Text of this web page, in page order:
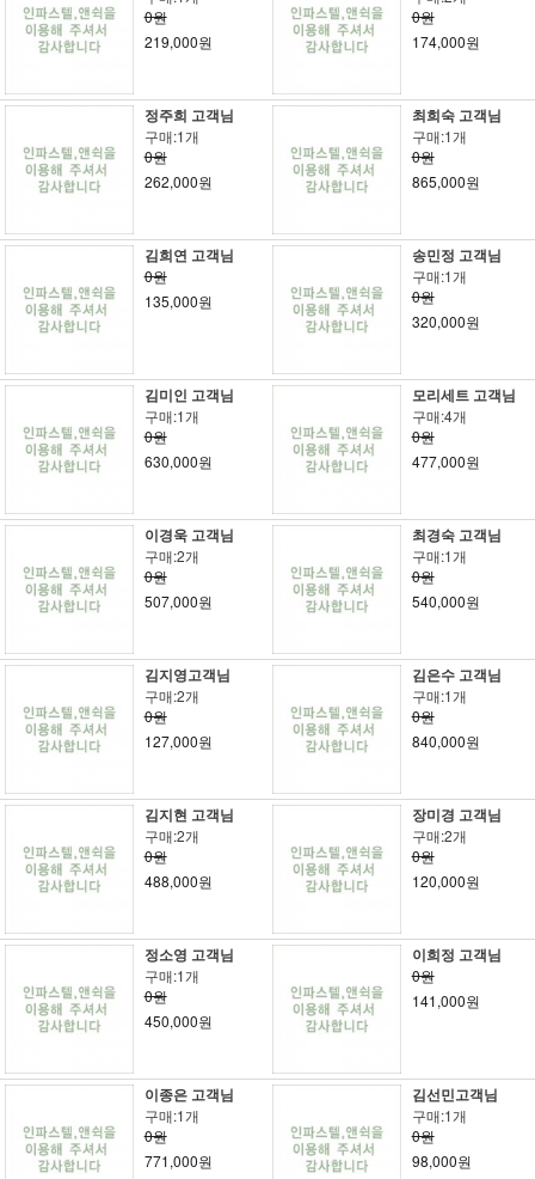
0원
219,000원
0원
174,000원
정주희 고객님
구매:1개
0원
262,000원
최희숙 고객님
구매:1개
0원
865,000원
김희연 고객님
0원
135,000원
송민정 고객님
구매:1개
0원
320,000원
김미인 고객님
구매:1개
0원
630,000원
모리세트 고객님
구매:4개
0원
477,000원
이경욱 고객님
구매:2개
0원
507,000원
최경숙 고객님
구매:1개
0원
540,000원
김지영고객님
구매:2개
0원
127,000원
김은수 고객님
구매:1개
0원
840,000원
김지현 고객님
구매:2개
0원
488,000원
장미경 고객님
구매:2개
0원
120,000원
정소영 고객님
구매:1개
0원
450,000원
이희정 고객님
0원
141,000원
이종은 고객님
구매:1개
0원
771,000원
김선민고객님
구매:1개
0원
98,000원